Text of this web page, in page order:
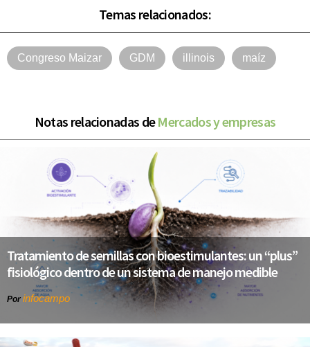
Temas relacionados:
Congreso Maizar GDM illinois maíz
Notas relacionadas deMercados y empresas
Tratamiento de semillas con bioestimulantes: un “plus”
fisiológico dentro de un sistema de manejo medible
Por infocampo